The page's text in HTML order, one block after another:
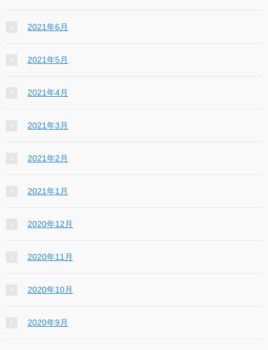
2021年6月
2021年5月
2021年4月
2021年3月
2021年2月
2021年1月
2020年12月
2020年11月
2020年10月
2020年9月